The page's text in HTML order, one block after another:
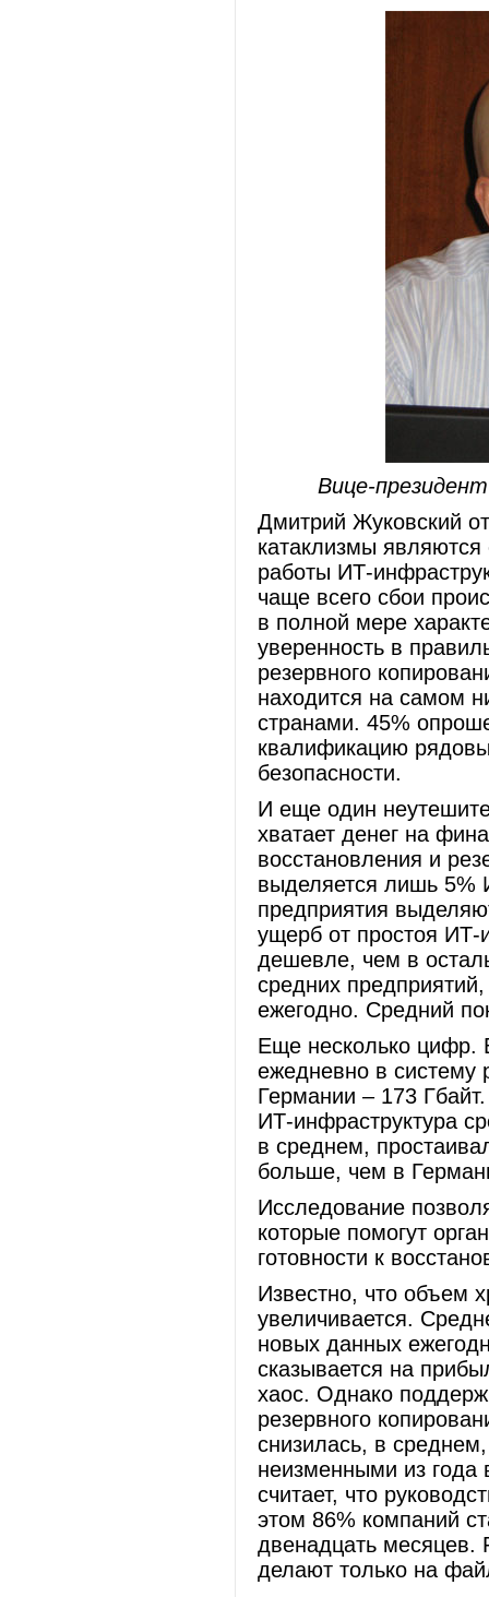
Вице-
Дмитрий Жуковский
катаклизмы являются
работы ИТ-
чаще всего сбои
в полной мере
уверенность в
резервного
находится на самом
странами. 45%
квалификацию
безопасности.
И еще один
хватает денег на
восстановления и
выделяется лишь 5%
предприятия
ущерб от простоя ИТ-
дешевле, чем в
средних
ежегодно. Средний
Еще несколько цифр.
ежедневно в систему
Германии – 173
ИТ-инфраструктура
в среднем,
больше, чем в
Исследование
которые помогут
готовности к
Известно, что объем
увеличивается.
новых данных
сказывается на
хаос. Однако
резервного
снизилась, в
неизменными из года
считает, что
этом 86% компаний
двенадцать месяцев.
делают только на